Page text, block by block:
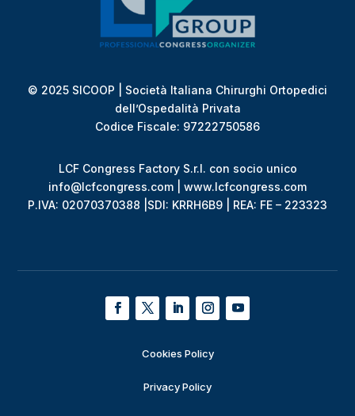
© 2025 SICOOP | Società Italiana Chirurghi Ortopedici
dell’Ospedalità Privata
Codice Fiscale: 97222750586
LCF Congress Factory S.r.l. con socio unico
info@lcfcongress.com | www.lcfcongress.com
P.IVA: 02070370388 |SDI: KRRH6B9 | REA: FE – 223323
Cookies Policy
Privacy Policy